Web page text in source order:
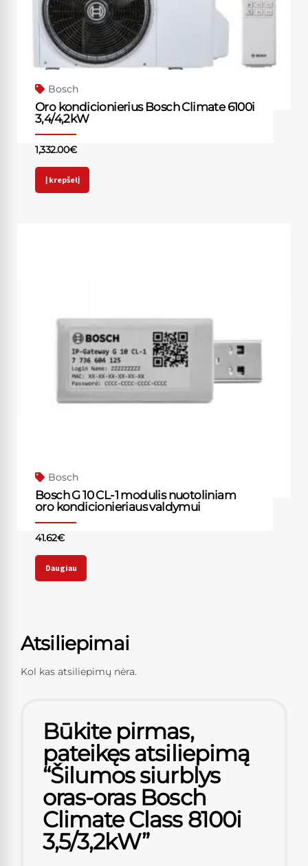
Bosch
Oro kondicionierius Bosch Climate 6100i
3,4/4,2kW
1,332.00€
Į krepšelį
Bosch
Bosch G 10 CL-1 modulis nuotoliniam
oro kondicionieriaus valdymui
41.62€
Daugiau
Atsiliepimai
Kol kas atsiliepimų nėra.
Būkite pirmas,
pateikęs atsiliepimą
“Šilumos siurblys
oras-oras Bosch
Climate Class 8100i
3,5/3,2kW”